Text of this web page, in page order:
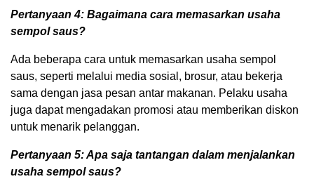
Pertanyaan 4: Bagaimana cara memasarkan usaha
sempol saus?
Ada beberapa cara untuk memasarkan usaha sempol
saus, seperti melalui media sosial, brosur, atau bekerja
sama dengan jasa pesan antar makanan. Pelaku usaha
juga dapat mengadakan promosi atau memberikan diskon
untuk menarik pelanggan.
Pertanyaan 5: Apa saja tantangan dalam menjalankan
usaha sempol saus?